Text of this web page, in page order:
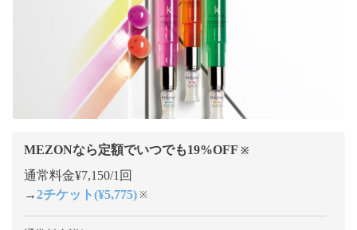
MEZONなら定額でいつでも19%OFF ※
通常料金¥7,150/1回
→2チケット(¥5,775) ※